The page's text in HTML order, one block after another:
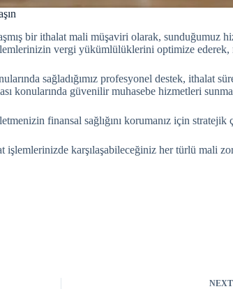
bir ithalat mali müşaviri olarak, sunduğumuz
vergi yükümlülüklerini optimize ederek,
sağladığımız profesyonel destek, ithalat
konularında güvenilir muhasebe hizmetleri
finansal sağlığını korumanız için
karşılaşabileceğiniz her türlü mali
NEXT